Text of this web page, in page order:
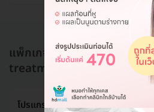
แพ็กเกจอื่นใน รักษาแผลเป็นคี
treatment)
โปรแกรมฉีดรักษาแผลเป็นคีลอยด์ ข